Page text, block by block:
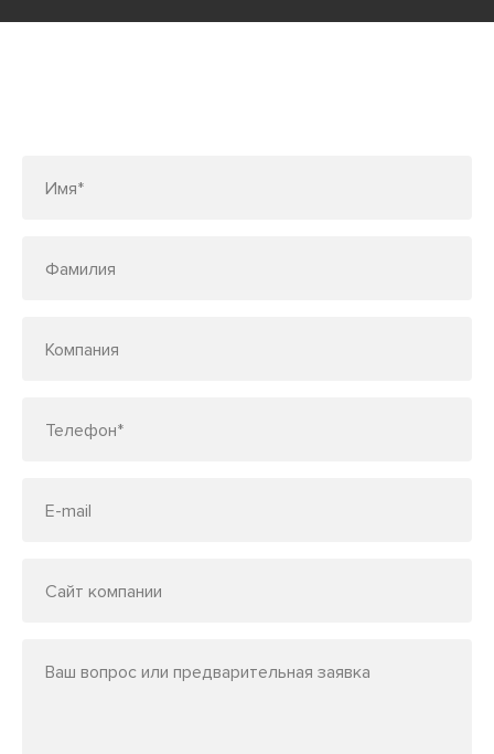
Имя*
Фамилия
Компания
Телефон*
E-mail
Сайт компании
Ваш вопрос или предварительная заявка